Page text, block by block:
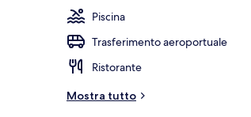
Piscina
Trasferimento aeroportuale
Ristorante
Mostra tutto